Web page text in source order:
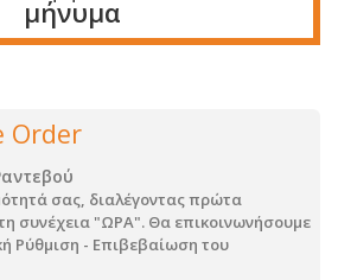
μήνυμα
Order
σας, διαλέγοντας πρώτα
συνέχεια "ΩΡΑ". Θα επικοινωνήσουμε
Ρύθμιση - Επιβεβαίωση του